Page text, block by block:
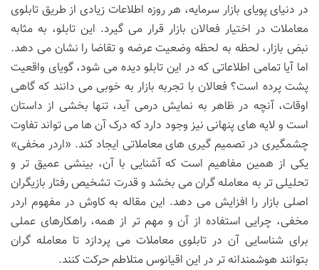
در دنیای پویای بازار سرمایه، هر روزه اطلاعات زیادی از طریق تابلوی
معاملات در اختیار فعالان بازار قرار می گیرد. این تابلو، به مثابه
نبض بازار، لحظه به لحظه وضعیت عرضه و تقاضا را نشان می دهد.
اما آیا تمامی اطلاعاتی که در این تابلو دیده می شود، گویای واقعیت
پشت پرده است؟ فعالان با تجربه بازار به خوبی می دانند که گاهی
اوقات، آنچه در ظاهر به نمایش درمی آید، تنها بخشی از داستان
است و لایه های پنهانی نیز وجود دارد که درک آن ها می تواند تفاوت
چشمگیری در تصمیم گیری های معاملاتی ایجاد کند. «اردر مخفی»
یکی از همین مفاهیم است که آشنایی با آن، بینشی عمیق تر و
تحلیلی تر به معامله گران می بخشد و قدرت تشخیص رفتار بازیگران
اصلی بازار را افزایش می دهد. این مقاله به کاوش در مفهوم اردر
مخفی، چرایی استفاده از آن و مهم تر از همه، راهکارهای عملی
برای شناسایی آن در تابلوی معاملات می پردازد تا معامله گران
بتوانند هوشمندانه تر در این اقیانوس متلاطم حرکت کنند.